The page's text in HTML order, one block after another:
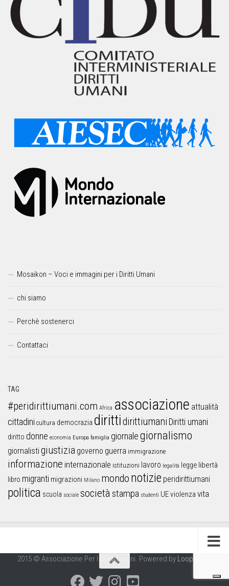
Mosaikon – Voci e immagini per i Diritti Umani
chi siamo
Perchè sostenerci
Contattaci
TAG
#peridirittiumani.com Africa associazione attualità
cittadini cultura democrazia dirittidirittiumani Diritti umani
diritto donne economia Europa famiglia giornalegiornalismo
giornalistigiustizia governo guerra immigrazione
informazione internazionale istituzioni lavoro legalità legge libertà
libro migranti migrazioni Milano mondo notizie peridirittiumani
politica scuola sociale società stampa studenti UEviolenza vita
2015 © Associazione Per I Diritti Umani. Powered by Looproject